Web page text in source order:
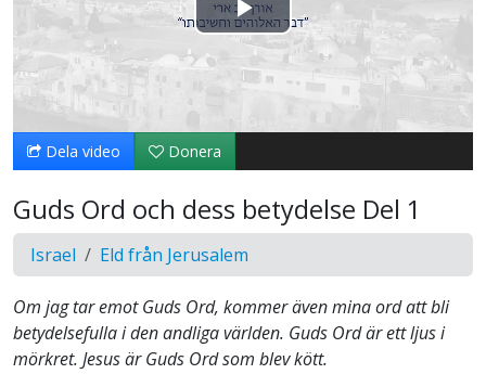
Spela
upp
video
Dela video Donera
Guds Ord och dess betydelse Del 1
Israel Eld från Jerusalem
Om jag tar emot Guds Ord, kommer även mina ord att bli
betydelsefulla i den andliga världen. Guds Ord är ett ljus i
mörkret. Jesus är Guds Ord som blev kött.